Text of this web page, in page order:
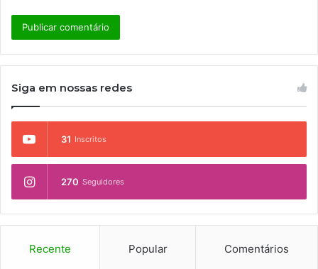
Siga em nossas redes
31 Inscritos
270 Seguidores
Recente Popular Comentários